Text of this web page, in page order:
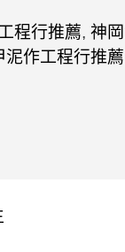
程行推薦, 神
泥作工程行推薦